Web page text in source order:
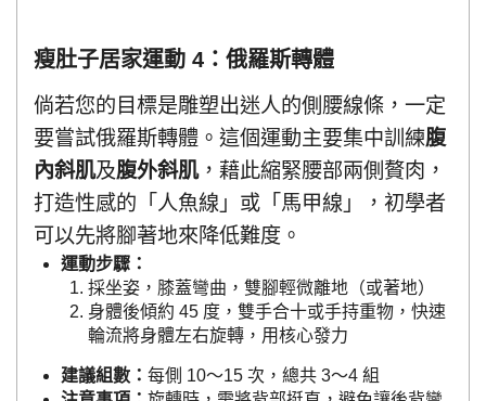
瘦肚子居家運動 4：俄羅斯轉體
倘若您的目標是雕塑出迷人的側腰線條，一定
要嘗試俄羅斯轉體。這個運動主要集中訓練腹
內斜肌及腹外斜肌，藉此縮緊腰部兩側贅肉，
打造性感的「人魚線」或「馬甲線」，初學者
可以先將腳著地來降低難度。
運動步驟：
採坐姿，膝蓋彎曲，雙腳輕微離地（或著地）
身體後傾約 45 度，雙手合十或手持重物，快速
輪流將身體左右旋轉，用核心發力
建議組數： 每側 10～15 次，總共 3～4 組